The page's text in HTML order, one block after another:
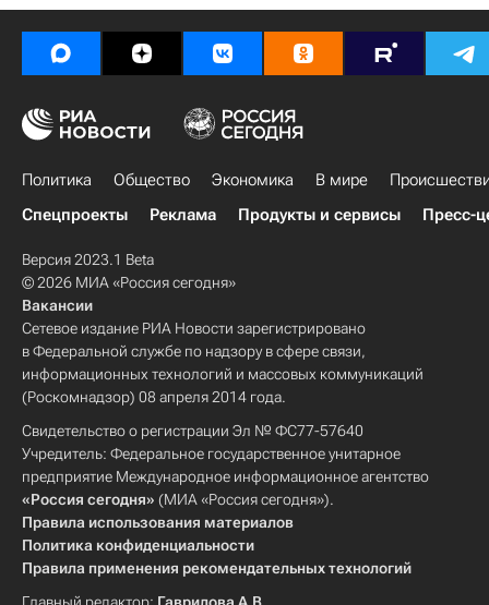
Политика Общество Экономика В мире
Спецпроекты
Реклама Продукты и сервисы Пресс-
Версия 2023.1 Beta
© 2026 МИА «Россия сегодня»
Вакансии
Сетевое издание РИА Новости зарегистрировано
в Федеральной службе по надзору в сфере связи,
информационных технологий и массовых коммуникаций
(Роскомнадзор) 08 апреля 2014 года.
Свидетельство о регистрации Эл № ФС77-57640
Учредитель: Федеральное государственное унитарное
предприятие Международное информационное агентство
«Россия сегодня» (МИА «Россия сегодня»).
Правила использования материалов
Политика конфиденциальности
Правила применения рекомендательных технологий